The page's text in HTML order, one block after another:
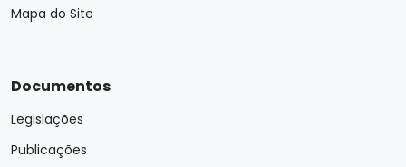
Mapa do Site
Documentos
Legislações
Publicações